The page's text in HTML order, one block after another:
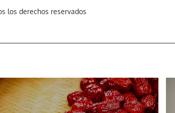
los derechos reservados